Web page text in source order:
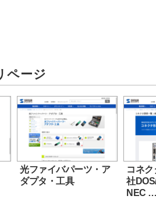
ページ
光ファイバパーツ・ア
ダプタ・工具
コネ
社
NEC …